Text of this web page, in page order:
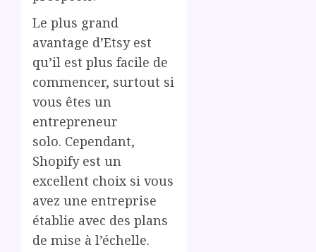
Le plus grand
avantage d’Etsy est
qu’il est plus facile de
commencer, surtout si
vous êtes un
entrepreneur
solo. Cependant,
Shopify est un
excellent choix si vous
avez une entreprise
établie avec des plans
de mise à l’échelle.